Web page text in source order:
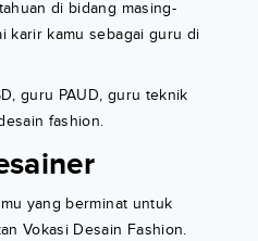
di bidang masing-
karir kamu sebagai guru di
guru PAUD, guru teknik
fashion.
yang berminat untuk
Vokasi Desain Fashion.